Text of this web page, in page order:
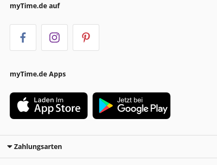
myTime.de auf
myTime.de Apps
Zahlungsarten